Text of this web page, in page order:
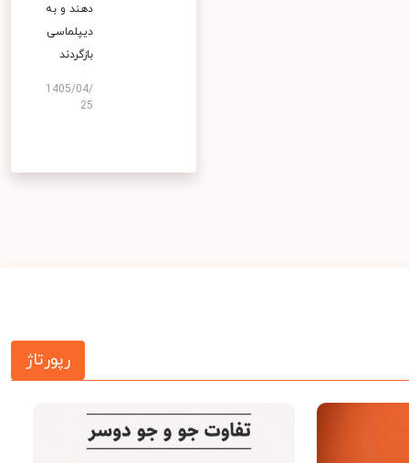
دهند و به
دیپلماسی
بازگردند
1405/04/
25
رپورتاژ